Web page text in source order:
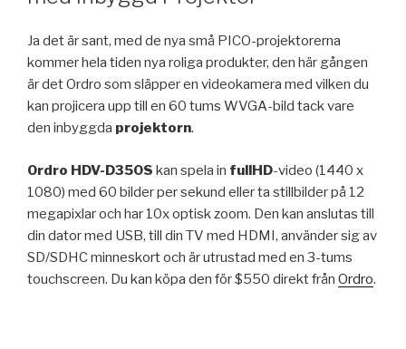
Ja det är sant, med de nya små PICO-projektorerna
kommer hela tiden nya roliga produkter, den här gången
är det Ordro som släpper en videokamera med vilken du
kan projicera upp till en 60 tums WVGA-bild tack vare
den inbyggda projektorn.
Ordro HDV-D350S kan spela in fullHD-video (1440 x
1080) med 60 bilder per sekund eller ta stillbilder på 12
megapixlar och har 10x optisk zoom. Den kan anslutas till
din dator med USB, till din TV med HDMI, använder sig av
SD/SDHC minneskort och är utrustad med en 3-tums
touchscreen. Du kan köpa den för $550 direkt från Ordro.